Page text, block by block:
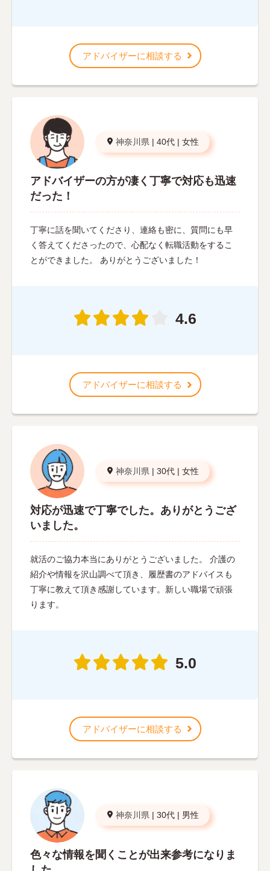
アドバイザーに相談する
神奈川県 | 40代 | 女性
アドバイザーの方が凄く丁寧で対応も迅速
だった！
丁寧に話を聞いてくださり、連絡も密に、質問にも早
く答えてくださったので、心配なく転職活動をするこ
とができました。 ありがとうございました！
4.6
アドバイザーに相談する
神奈川県 | 30代 | 女性
対応が迅速で丁寧でした。ありがとうござ
いました。
就活のご協力本当にありがとうございました。 介護の
紹介や情報を沢山調べて頂き、履歴書のアドバイスも
丁寧に教えて頂き感謝しています。新しい職場で頑張
ります。
5.0
アドバイザーに相談する
神奈川県 | 30代 | 男性
色々な情報を聞くことが出来参考になりま